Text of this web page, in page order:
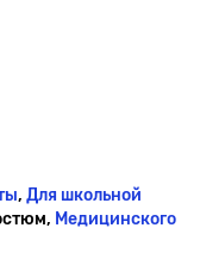
, Для школьной
Медицинского